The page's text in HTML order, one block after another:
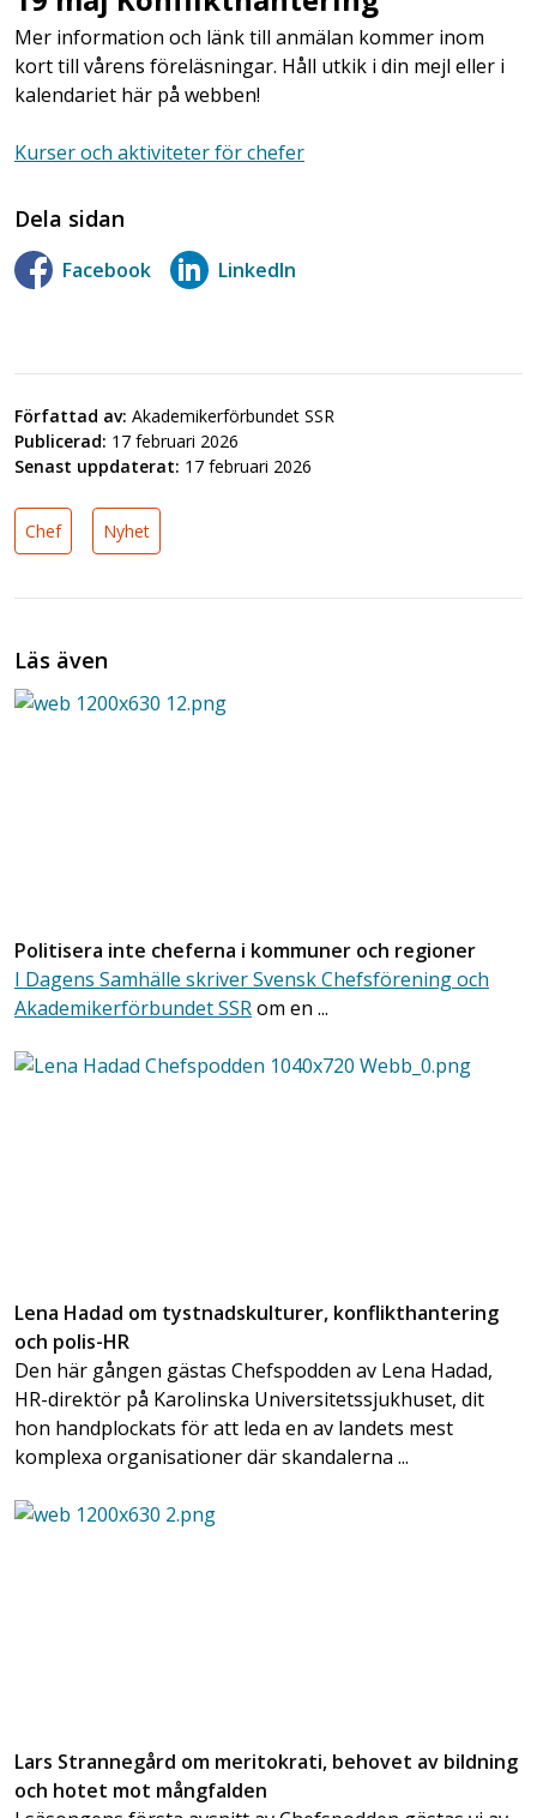
Mer information och länk till anmälan kommer inom
kort till vårens föreläsningar. Håll utkik i din mejl eller i
kalendariet här på webben!
Kurser och aktiviteter för chefer
Dela sidan
Facebook LinkedIn
Författad av: Akademikerförbundet SSR
Publicerad: 17 februari 2026
Senast uppdaterat: 17 februari 2026
Chef Nyhet
Läs även
Politisera inte cheferna i kommuner och regioner
I Dagens Samhälle skriver Svensk Chefsförening och
Akademikerförbundet SSRom en ...
Lena Hadad om tystnadskulturer, konflikthantering
och polis-HR
Den här gången gästas Chefspodden av Lena Hadad,
HR-direktör på Karolinska Universitetssjukhuset, dit
hon handplockats för att leda en av landets mest
komplexa organisationer där skandalerna ...
Lars Strannegård om meritokrati, behovet av bildning
och hotet mot mångfalden